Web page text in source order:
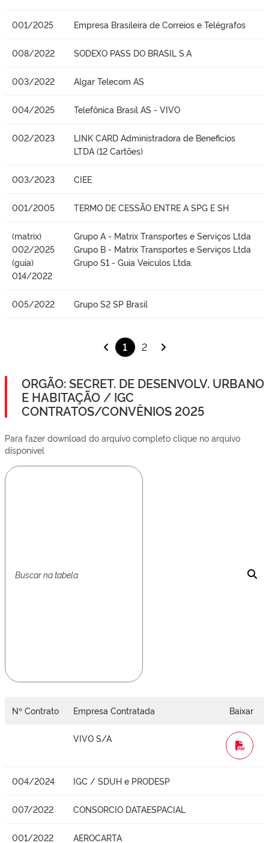
001/2025 Empresa Brasileira de Correios e Telégrafos
008/2022 SODEXO PASS DO BRASIL S.A
003/2022 Algar Telecom AS
004/2025 Telefônica Brasil AS - VIVO
002/2023
LINK CARD Administradora de Beneficios
LTDA (12 Cartões)
003/2023 CIEE
001/2005 TERMO DE CESSÃO ENTRE A SPG E SH
(matrix)
002/2025
(guia)
014/2022
Grupo A - Matrix Transportes e Serviços Ltda
Grupo B - Matrix Transportes e Serviços Ltda
Grupo S1 - Guia Veiculos Ltda.
005/2022 Grupo S2 SP Brasil
1 2
ORGÃO: SECRET. DE DESENVOLV. URBANO
E HABITAÇÃO / IGC
CONTRATOS/CONVÊNIOS 2025
Para fazer download do arquivo completo clique no arquivo
disponível
Nº Contrato Empresa Contratada Baixar
VIVO S/A
WORD
004/2024 IGC / SDUH e PRODESP
007/2022 CONSORCIO DATAESPACIAL
001/2022 AEROCARTA